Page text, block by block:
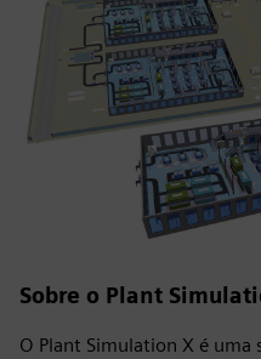
Sobre o Plant
O Plant Simulation X é